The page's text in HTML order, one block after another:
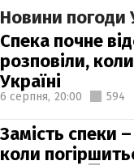
Новини погоди
Спека почне
розповіли,
Україні
6 серпня, 20:00 594
Замість спеки
коли